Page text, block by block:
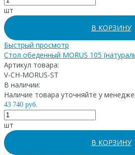
шт
В КОРЗИНУ
Быстрый просмотр
Стол обеденный MORUS 105
Артикул товара:
V-CH-MORUS-ST
В наличии:
Наличие товара уточняйте у
43 740 руб.
шт
В КОРЗИНУ